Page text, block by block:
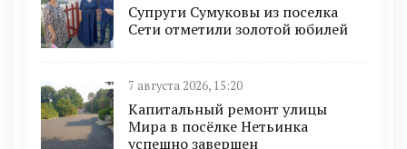
Супруги Сумуковы из поселка
Сети отметили золотой юбилей
7 августа 2026, 15:20
Капитальный ремонт улицы
Мира в посёлке Нетьинка
успешно завершен